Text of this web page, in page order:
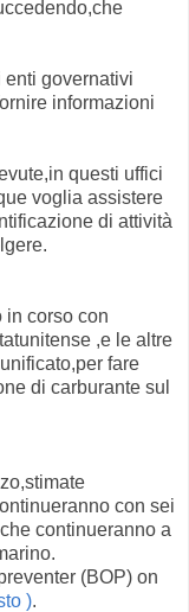
enti governativi
informazioni
questi uffici
voglia assistere
di attività
in corso con
,e le altre
fare
di carburante sul
con sei
continueranno a
(BOP) on
).